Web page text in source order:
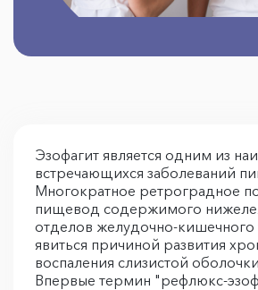
Эзофагит является одним из
встречающихся заболеваний
Многократное ретроградное
пищевод содержимого
отделов желудочно-кишечного
явиться причиной развития
воспаления слизистой
Впервые термин "рефлюкс-